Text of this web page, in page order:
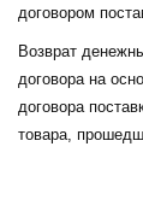
договором
Возврат
договора на
договора
товара,